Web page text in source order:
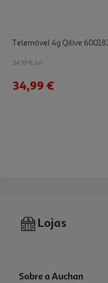
Telemóvel 4g Qilive
34.99 €/un
34,99 €
Lojas
Sobre a Auchan